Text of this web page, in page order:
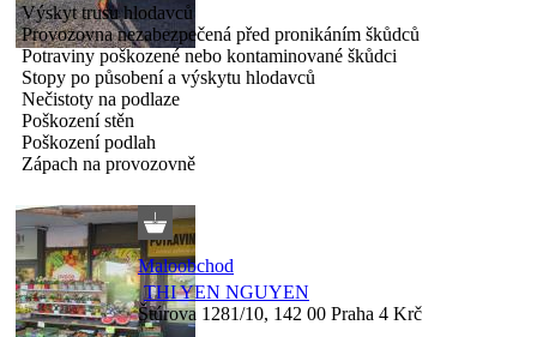
Výskyt trusu hlodavců
Provozovna nezabezpečená před pronikáním škůdců
Potraviny poškozené nebo kontaminované škůdci
Stopy po působení a výskytu hlodavců
Nečistoty na podlaze
Poškození stěn
Poškození podlah
Zápach na provozovně
Maloobchod
THI YEN NGUYEN
Štúrova 1281/10, 142 00 Praha 4 Krč